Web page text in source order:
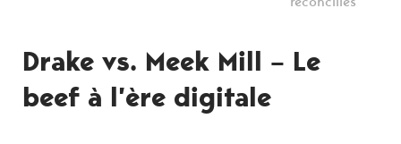
Drake vs. Meek Mill – Le
beef à l’ère digitale